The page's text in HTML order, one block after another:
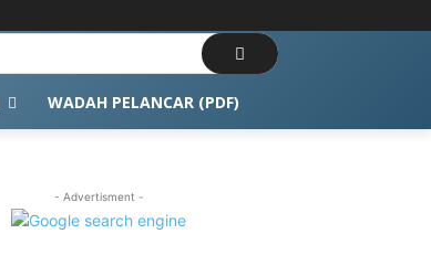
WADAH PELANCAR (PDF)
- Advertisment -